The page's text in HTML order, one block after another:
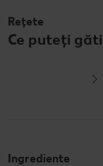
Rețete
Ce puteți
Ingrediente